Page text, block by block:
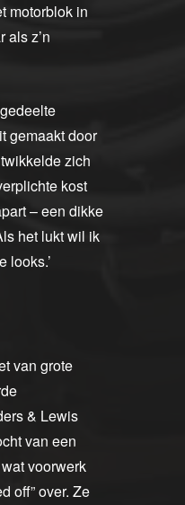
motorblok in
als z’n
gemaakt door
zich
kost
– een dikke
het lukt wil ik
looks.’
van grote
& Lewis
van een
voorwerk
off” over. Ze